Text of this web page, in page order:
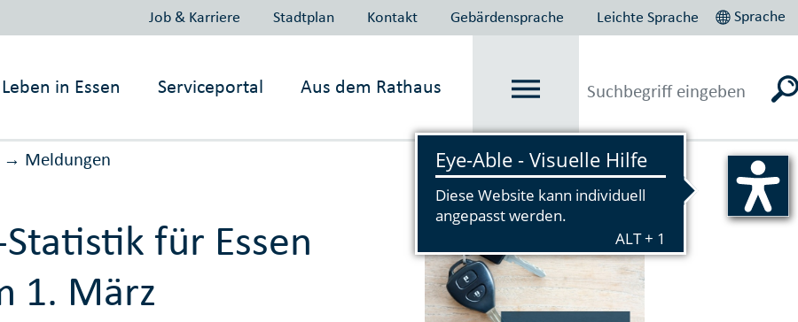
Job & Karriere Stadtplan Kontakt Gebärdensprache Leichte Sprache Sprache
Leben in Essen Serviceportal Aus dem Rathaus
→ Meldungen Vorlesen
Statistik für Essen
1. März